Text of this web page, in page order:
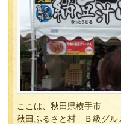
ここは、秋田県横手市
秋田ふるさと村 Ｂ級グル